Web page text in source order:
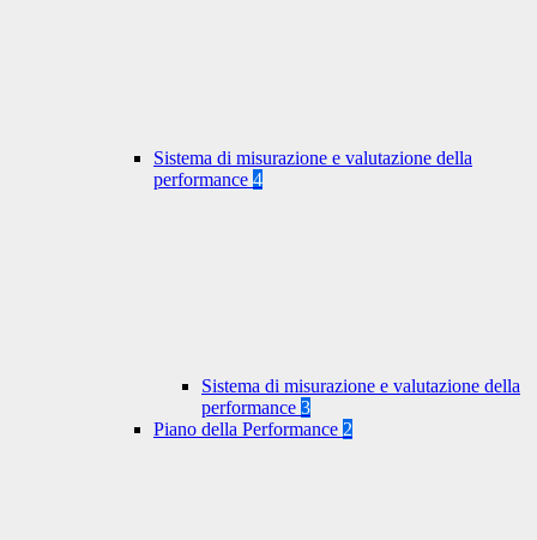
Sistema di misurazione e valutazione della
performance 4
Sistema di misurazione e valutazione della
performance 3
Piano della Performance 2